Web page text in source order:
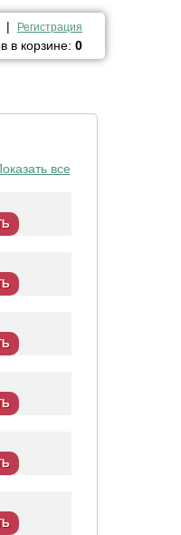
| Регистрация
в корзине: 0
все